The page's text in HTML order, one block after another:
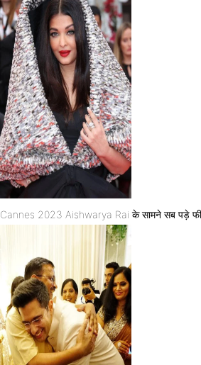
Cannes 2023 Aishwarya Rai के सामने सब पड़े